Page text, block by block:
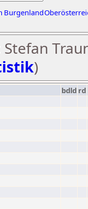
Burgenland
)
bdld rd